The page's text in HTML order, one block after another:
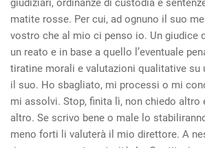
giudiziari, ordinanze di custodia e
matite rosse. Per cui, ad ognuno il suo
vostro che al mio ci penso io. Un giudice
un reato e in base a quello l’eventuale
tiratine morali e valutazioni qualitative su
il suo. Ho sbagliato, mi processi o mi
mi assolvi. Stop, finita lì, non chiedo altro
altro. Se scrivo bene o male lo
meno forti li valuterà il mio direttore. A